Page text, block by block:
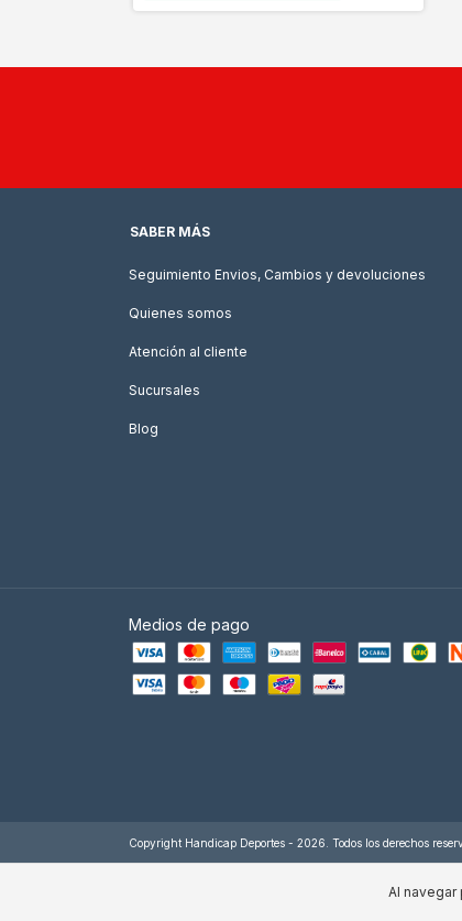
Al
SABER MÁS
Seguimiento Envios, Cambios y devoluciones
Quienes somos
Atención al cliente
Sucursales
Blog
Medios de pago
Copyright Handicap Deportes - 2026. Todos los derechos